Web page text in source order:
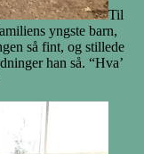
Til
yngste barn,
så fint, og stillede
han så. “Hva’